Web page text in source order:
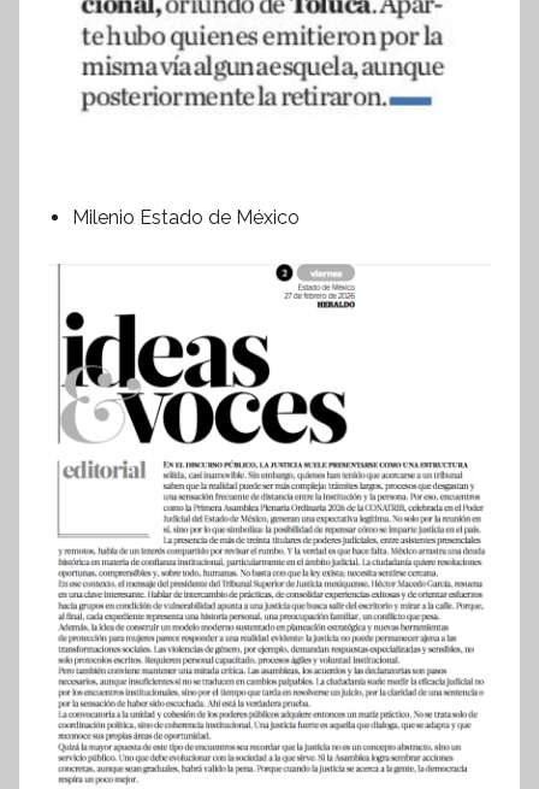
Milenio Estado de México